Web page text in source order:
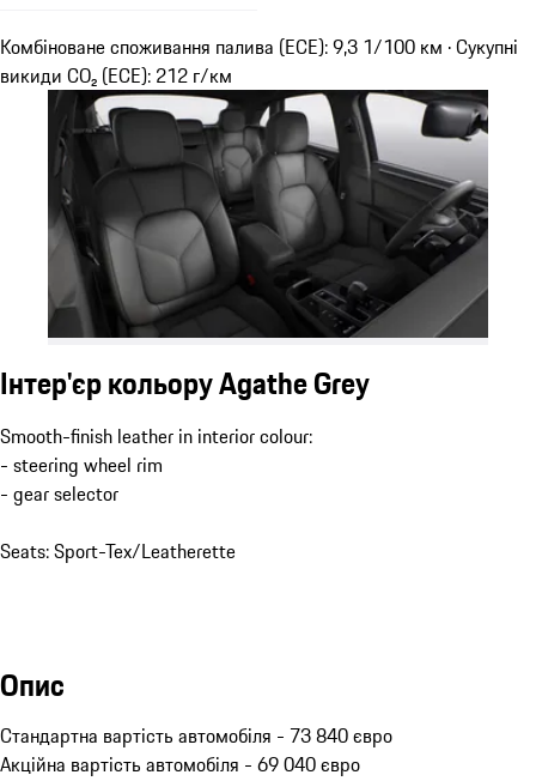
Комбіноване споживання палива (ECE): 9,3 1/100 км · Сукупні
викиди CO₂ (ECE): 212 г/км
Інтер'єр кольору Agathe Grey
Smooth-finish leather in interior colour:
- steering wheel rim
- gear selector
Seats: Sport-Tex/Leatherette
Опис
Стандартна вартість автомобіля - 73 840 євро
Акційна вартість автомобіля - 69 040 євро